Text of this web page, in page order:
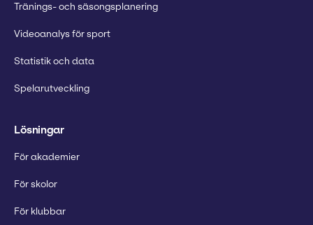
Tränings- och säsongsplanering
Videoanalys för sport
Statistik och data
Spelarutveckling
Lösningar
För akademier
För skolor
För klubbar